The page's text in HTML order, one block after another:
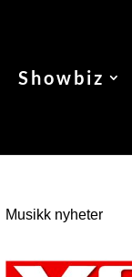
Showbiz
Musikk nyheter